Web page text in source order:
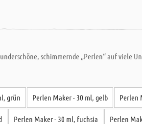
schimmernde „Perlen“ auf viele
grün Perlen Maker - 30 ml, gelb Perlen
Perlen Maker - 30 ml, fuchsia Perlen